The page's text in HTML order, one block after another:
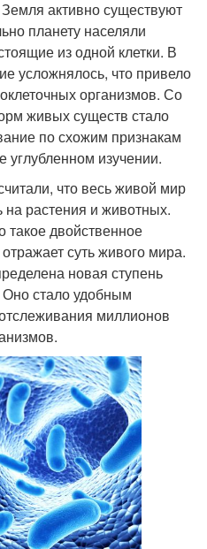
активно существуют
планету населяли
из одной клетки. В
усложнялось, что привело
организмов. Со
живых существ стало
по схожим признакам
углубленном изучении.
что весь живой мир
на растения и животных.
такое двойственное
суть живого мира.
новая ступень
стало удобным
миллионов